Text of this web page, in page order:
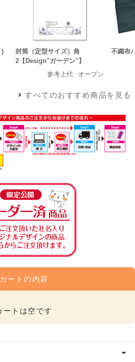
)
封筒（定型サイズ）角
2【Design"ガーデン"】
参考上代
オープン
不織布
すべてのおすすめ商品を見る
カートの内容
ートは空です